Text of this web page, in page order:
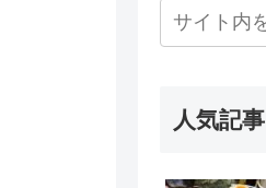
人気記事